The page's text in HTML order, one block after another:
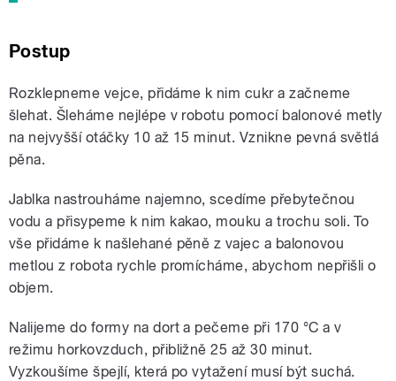
Postup
Rozklepneme vejce, přidáme k nim cukr a začneme
šlehat. Šleháme nejlépe v robotu pomocí balonové metly
na nejvyšší otáčky 10 až 15 minut. Vznikne pevná světlá
pěna.
Jablka nastrouháme najemno, scedíme přebytečnou
vodu a přisypeme k nim kakao, mouku a trochu soli. To
vše přidáme k našlehané pěně z vajec a balonovou
metlou z robota rychle promícháme, abychom nepřišli o
objem.
Nalijeme do formy na dort a pečeme při 170 °C a v
režimu horkovzduch, přibližně 25 až 30 minut.
Vyzkoušíme špejlí, která po vytažení musí být suchá.